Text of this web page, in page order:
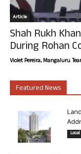
Article
Shah Rukh
During Rohan
Violet Pereira, Mangaluru.
Featured News